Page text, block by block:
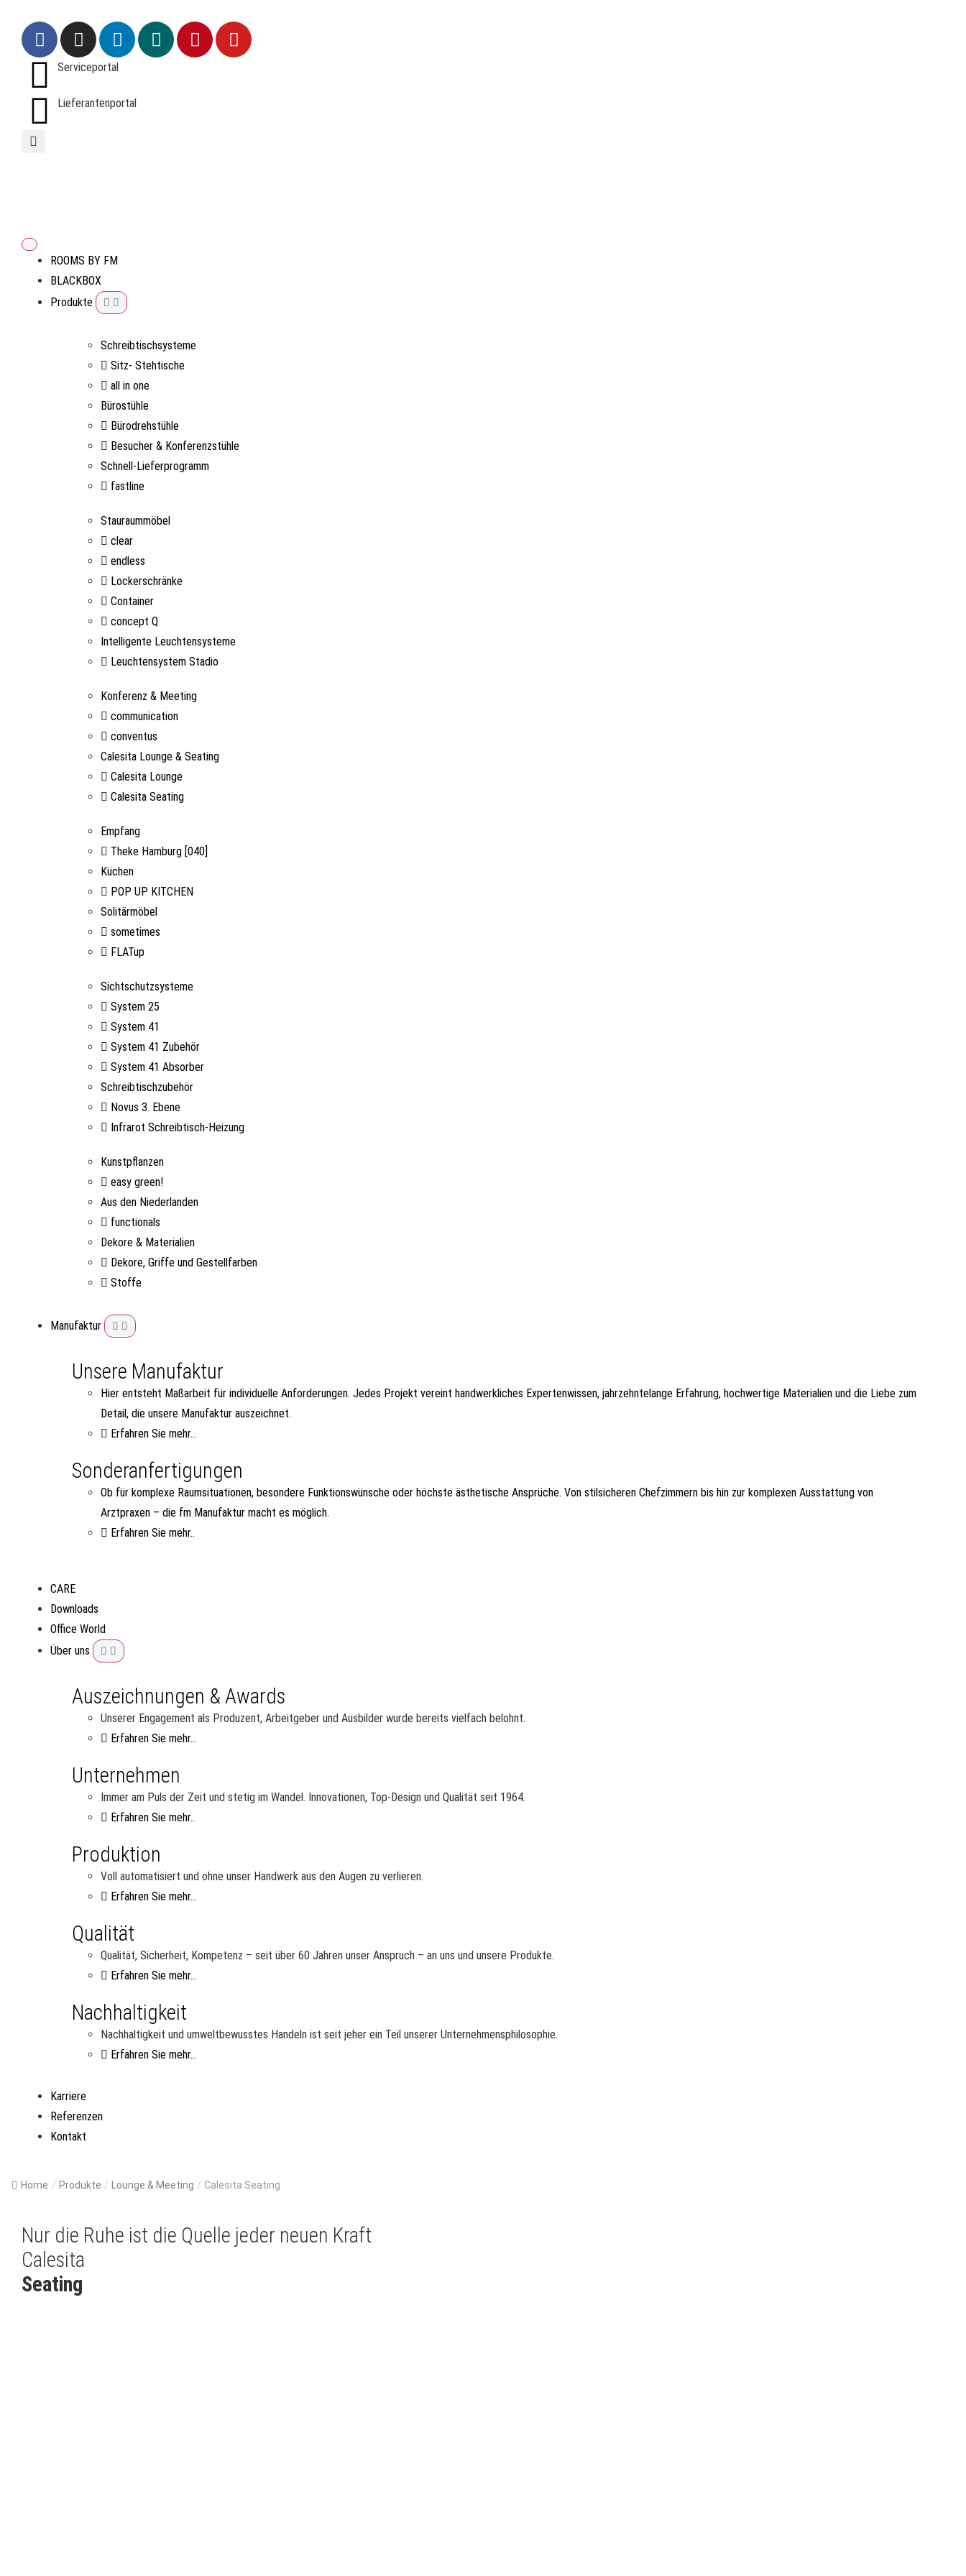
Serviceportal
Lieferantenportal
ROOMS BY FM
BLACKBOX
Produkte
Schreibtischsysteme
Sitz- Stehtische
all in one
Bürostühle
Bürodrehstühle
Besucher & Konferenzstühle
Schnell-Lieferprogramm
fastline
Stauraummöbel
clear
endless
Lockerschränke
Container
concept Q
Intelligente Leuchtensysteme
Leuchtensystem Stadio
Konferenz & Meeting
communication
conventus
Calesita Lounge & Seating
Calesita Lounge
Calesita Seating
Empfang
Theke Hamburg [040]
Küchen
POP UP KITCHEN
Solitärmöbel
sometimes
FLATup
Sichtschutzsysteme
System 25
System 41
System 41 Zubehör
System 41 Absorber
Schreibtischzubehör
Novus 3. Ebene
Infrarot Schreibtisch-Heizung
Kunstpflanzen
easy green!
Aus den Niederlanden
functionals
Dekore & Materialien
Dekore, Griffe und Gestellfarben
Stoffe
Manufaktur
Unsere Manufaktur
Hier entsteht Maßarbeit für individuelle Anforderungen. Jedes Projekt vereint handwerkliches Expertenwissen, jahrzehntelange Erfahrung, hochwertige Materialien und die Liebe zum
Detail, die unsere Manufaktur auszeichnet.
Erfahren Sie mehr...
Sonderanfertigungen
Ob für komplexe Raumsituationen, besondere Funktionswünsche oder höchste ästhetische Ansprüche. Von stilsicheren Chefzimmern bis hin zur komplexen Ausstattung von
Arztpraxen – die fm Manufaktur macht es möglich.
Erfahren Sie mehr..
CARE
Downloads
Office World
Über uns
Auszeichnungen & Awards
Unserer Engagement als Produzent, Arbeitgeber und Ausbilder wurde bereits vielfach belohnt.
Erfahren Sie mehr...
Unternehmen
Immer am Puls der Zeit und stetig im Wandel. Innovationen, Top-Design und Qualität seit 1964.
Erfahren Sie mehr..
Produktion
Voll automatisiert und ohne unser Handwerk aus den Augen zu verlieren.
Erfahren Sie mehr...
Qualität
Qualität, Sicherheit, Kompetenz – seit über 60 Jahren unser Anspruch – an uns und unsere Produkte.
Erfahren Sie mehr...
Nachhaltigkeit
Nachhaltigkeit und umweltbewusstes Handeln ist seit jeher ein Teil unserer Unternehmensphilosophie.
Erfahren Sie mehr...
Karriere
Referenzen
Kontakt
Home / Produkte / Lounge & Meeting / Calesita Seating
Nur die Ruhe ist die Quelle jeder neuen Kraft
Calesita
Seating